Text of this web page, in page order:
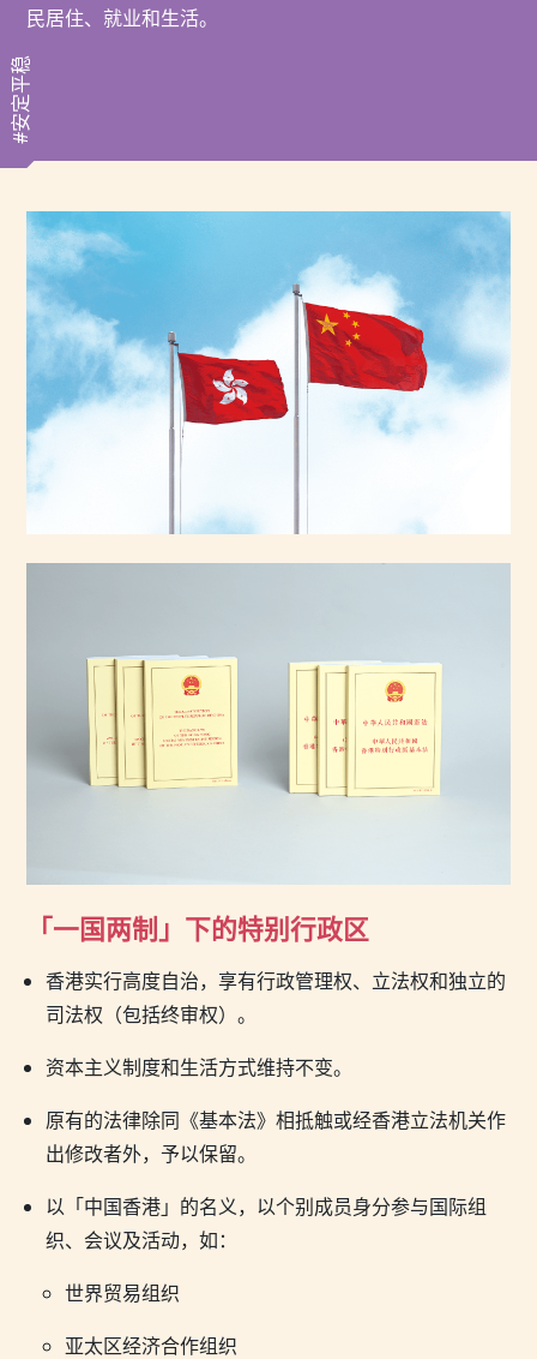
民居住、就业和生活。
#安定平稳
「一国两制」下的特别行政区
香港实行高度自治，享有行政管理权、立法权和独立的
司法权（包括终审权）。
资本主义制度和生活方式维持不变。
原有的法律除同《基本法》相抵触或经香港立法机关作
出修改者外，予以保留。
以「中国香港」的名义，以个别成员身分参与国际组
织、会议及活动，如：
世界贸易组织
亚太区经济合作组织